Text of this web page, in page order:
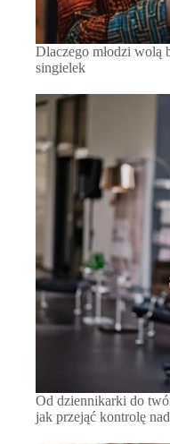
Dlaczego młodzi wolą
singielek
Od dziennikarki do
jak przejąć kontrolę